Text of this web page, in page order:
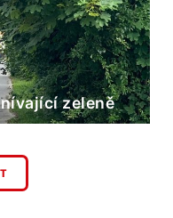
zeleně